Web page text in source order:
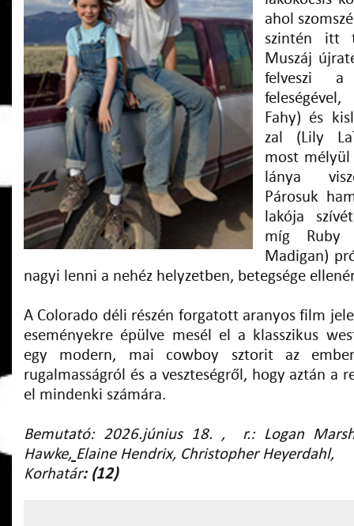
ahol
szintén itt
Muszáj
felveszi a
Fahy) és
zal (Lily
most mélyül
lánya
Párosuk
lakója
míg Ruby
Madigan)
nagyi lenni a nehéz helyzetben, betegsége
A Colorado déli részén forgatott aranyos film
eseményekre épülve mesél el a klasszikus
egy modern, mai cowboy sztorit az
rugalmasságról és a veszteségről, hogy aztán a
el mindenki számára.
Bemutató: 2026.június 18. , r.: Logan
Hawke, Elaine Hendrix, Christopher Heyerdahl,
Korhatár: (12)